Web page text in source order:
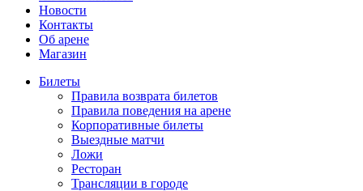
Новости
Контакты
Об арене
Магазин
Билеты
Правила возврата билетов
Правила поведения на арене
Корпоративные билеты
Выездные матчи
Ложи
Ресторан
Трансляции в городе